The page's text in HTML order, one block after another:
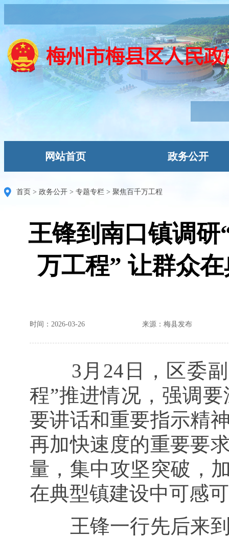
网站首页 政务公开
首页 > 政务公开 > 专题专栏 > 聚焦百千万工程
王锋到南口镇调研
万工程” 让群众
时间：2026-03-26 来源：梅县发布
3月24日，区委
程”推进情况，强调
要讲话和重要指示精
再加快速度的重要要
量，集中攻坚突破，
在典型镇建设中可感
王锋一行先后来